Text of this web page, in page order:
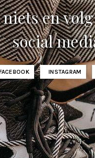
en
social
INSTAGRAM